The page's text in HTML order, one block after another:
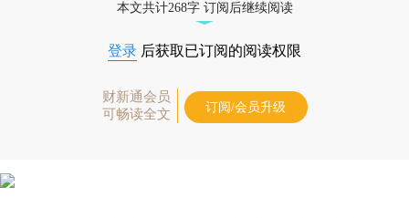
本文共计268字 订阅后继续阅读
登录 后获取已订阅的阅读权限
财新通会员
可畅读全文
订阅/会员升级